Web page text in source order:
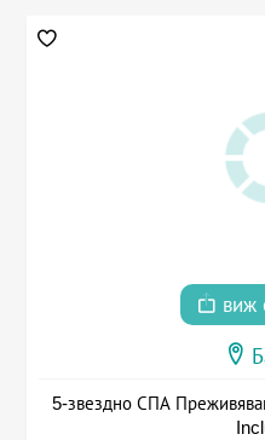
виж
5-звездно СПА